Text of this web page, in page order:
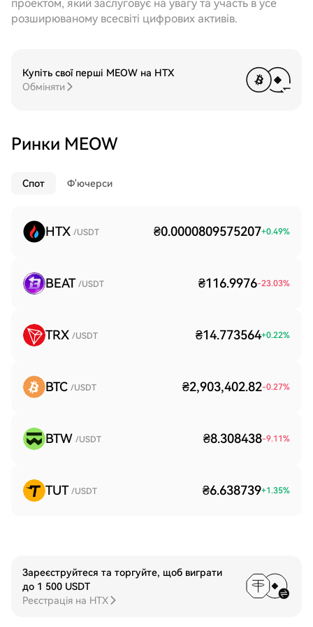
проектом, який заслуговує на увагу та участь в усе
розширюваному всесвіті цифрових активів.
Купіть свої перші MEOW на HTX
Обміняти
Ринки MEOW
Спот Ф'ючерси
HTX /USDT ₴0.0000809575207+0.49%
BEAT /USDT ₴116.9976-23.03%
TRX /USDT ₴14.773564+0.22%
BTC /USDT ₴2,903,402.82-0.27%
BTW /USDT ₴8.308438-9.11%
TUT /USDT ₴6.638739+1.35%
Зареєструйтеся та торгуйте, щоб виграти
до 1 500 USDT
Реєстрація на HTX